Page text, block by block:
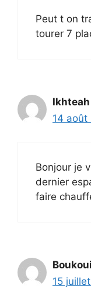
Peut t on
tourer 7
14 août
Bonjour je
dernier
faire
15